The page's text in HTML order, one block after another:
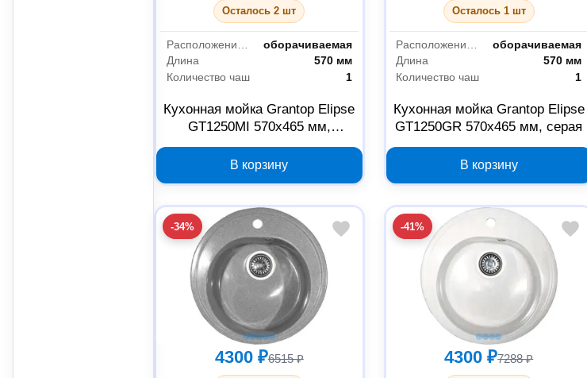
Осталось 2 шт
оборачиваемая
Длина
570 мм
Количество чаш
1
Кухонная мойка Grantop Elipse
GT1250MI 570х465 мм,
молочная
В корзину
Осталось 1 шт
оборачиваемая
Длина
570 мм
Количество чаш
1
Кухонная мойка Grantop Elipse
GT1250GR 570х465 мм, серая
В корзину
-34%
4300 ₽6515 ₽
-41%
4300 ₽7288 ₽